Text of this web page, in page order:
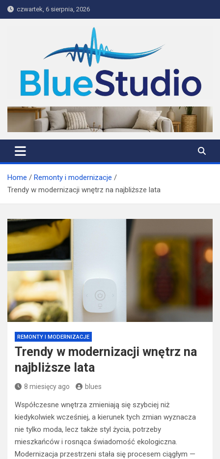
Skip
to
czwartek, 6 sierpnia, 2026
BlueStudio
Home
Remonty i modernizacje
Trendy w modernizacji wnętrz na najbliższe lata
REMONTY I MODERNIZACJE
Trendy w modernizacji wnętrz na
najbliższe lata
8 miesięcy ago blues
Współczesne wnętrza zmieniają się szybciej niż
kiedykolwiek wcześniej, a kierunek tych zmian wyznacza
nie tylko moda, lecz także styl życia, potrzeby
mieszkańców i rosnąca świadomość ekologiczna.
Modernizacja przestrzeni stała się procesem ciągłym —